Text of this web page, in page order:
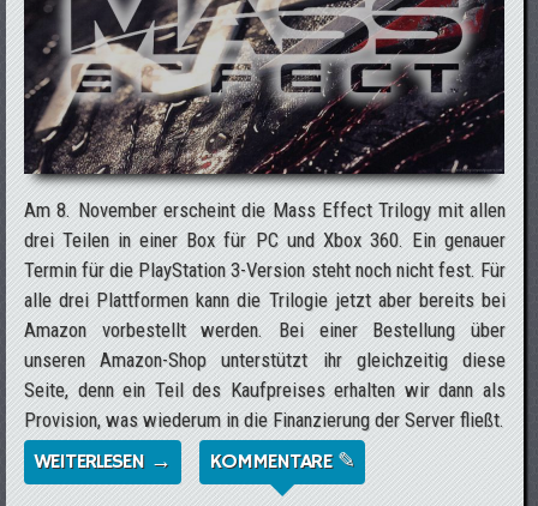
Am 8. November erscheint die Mass Effect Trilogy mit allen
drei Teilen in einer Box für PC und Xbox 360. Ein genauer
Termin für die PlayStation 3-Version steht noch nicht fest. Für
alle drei Plattformen kann die Trilogie jetzt aber bereits bei
Amazon vorbestellt werden. Bei einer Bestellung über
unseren Amazon-Shop unterstützt ihr gleichzeitig diese
Seite, denn ein Teil des Kaufpreises erhalten wir dann als
Provision, was wiederum in die Finanzierung der Server fließt.
WEITERLESEN → ÜBER MASS EFFECT TRILOGY JETZT BEI
AMAZON VORBESTELLEN
KOMMENTARE ✎